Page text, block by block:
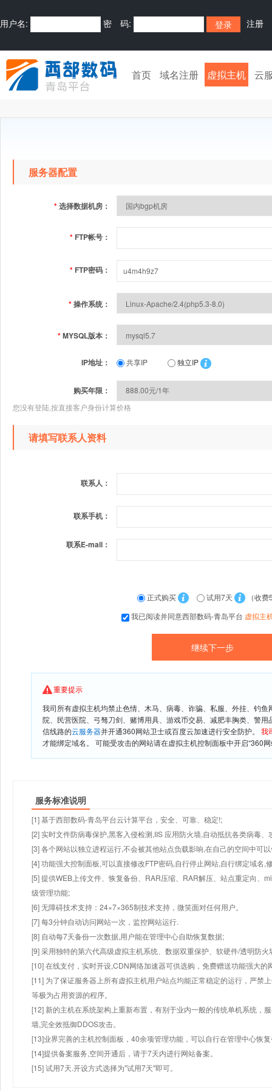
用户名: 密 码: 注册
首页 域名注册 虚拟主机 云
服务器配置
*选择数据机房：
* FTP帐号：
* FTP密码：
*操作系统：
*MYSQL版本：
IP地址： 共享IP 独立IP
购买年限：
您没有登陆,按直接客户身份计算价格
请填写联系人资料
联系人：
联系手机：
联系E-mail：
正式购买 试用7天
（收费
我已阅读并同意西部数码-青岛平台 虚拟主
重要提示
我司所有虚拟主机均禁止色情、木马、病毒、诈骗、私服、外挂、钓
院、民营医院、弓驽刀剑、赌博用具、游戏币交易、减肥丰胸类、警
信线路的云服务器并开通360网站卫士或百度云加速进行安全防护。 我
才能绑定域名。 可能受攻击的网站请在虚拟主机控制面板中开启“360
服务标准说明
[1] 基于西部数码-青岛平台云计算平台，安全、可靠、稳定!;
[2] 实时文件防病毒保护,黑客入侵检测,IIS 应用防火墙,自动抵抗各类病毒、
[3] 各个网站以独立进程运行,不会被其他站点负载影响,在自己的空间中可
[4] 功能强大控制面板,可以直接修改FTP密码,自行停止网站,自行绑定域名,
[5] 提供WEB上传文件、恢复备份、RAR压缩、RAR解压、站点重定向、
级管理功能;
[6] 无障碍技术支持：24×7×365制技术支持，微笑面对任何用户。
[7] 每3分钟自动访问网站一次，监控网站运行.
[8] 自动每7天备份一次数据,用户能在管理中心自助恢复数据;
[9] 采用独特的第六代高级虚拟主机系统、数据双重保护、软硬件/透明防火
[10] 在线支付，实时开设,CDN网络加速器可供选购，免费赠送功能强大
[11] 为了保证服务器上所有虚拟主机用户站点均能正常稳定的运行，严禁
等极为占用资源的程序。
[12] 新的主机在系统架构上重新布置，有别于业内一般的传统单机系统，
墙,完全效抵御DDOS攻击。
[13]业界完善的主机控制面板，40余项管理功能，可以自行在管理中心恢
[14]提供备案服务,空间开通后，请于7天内进行网站备案。
[15] 试用7天.开设方式选择为"试用7天"即可。